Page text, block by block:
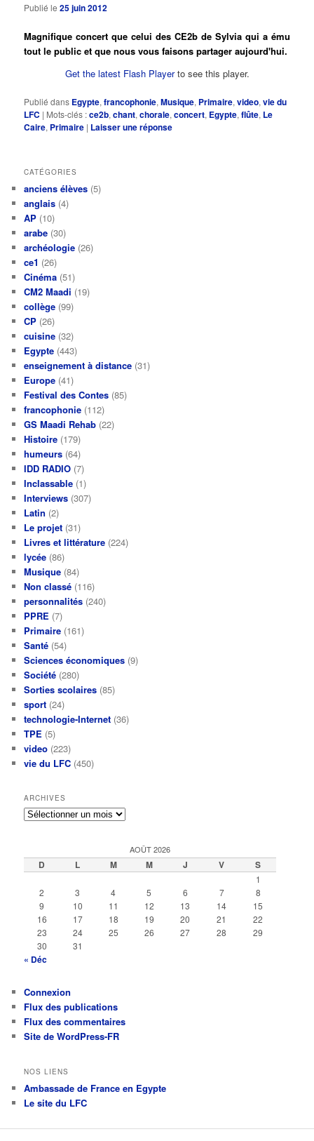
Publié le25 juin 2012
Magnifique concert que celui des CE2b de Sylvia qui a ému
tout le public et que nous vous faisons partager aujourd'hui.
Get the latest Flash Playerto see this player.
Publié dans Egypte,francophonie,Musique, Primaire,video,vie du
LFC | Mots-clés :ce2b,chant,chorale,concert, Egypte,flûte, Le
Caire, Primaire | Laisser une réponse
CATÉGORIES
anciens élèves (5)
anglais (4)
AP (10)
arabe (30)
archéologie (26)
ce1 (26)
Cinéma (51)
CM2 Maadi (19)
collège (99)
CP (26)
cuisine (32)
Egypte (443)
enseignement à distance (31)
Europe (41)
Festival des Contes (85)
francophonie (112)
GS Maadi Rehab (22)
Histoire (179)
humeurs (64)
IDD RADIO (7)
Inclassable (1)
Interviews (307)
Latin (2)
Le projet (31)
Livres et littérature (224)
lycée (86)
Musique (84)
Non classé (116)
personnalités (240)
PPRE (7)
Primaire (161)
Santé (54)
Sciences économiques (9)
Société (280)
Sorties scolaires (85)
sport (24)
technologie-Internet (36)
TPE (5)
video (223)
vie du LFC (450)
ARCHIVES
Archives
AOÛT 2026
D L M M J V S
1
2
3 4 5 6 7
8
9
10 11 12 13 14
15
16
17 18 19 20 21
22
23
24 25 26 27 28
29
30
31
« Déc
Connexion
Flux des publications
Flux des commentaires
Site de WordPress-FR
NOS LIENS
Ambassade de France en Egypte
Le site du LFC